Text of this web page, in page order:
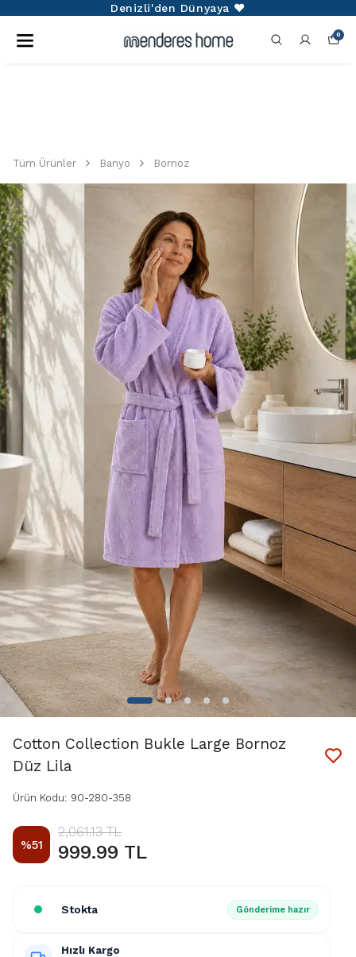
Denizli'den Dünyaya ❤️
0
Tüm Ürünler Banyo Bornoz
Cotton Collection Bukle Large Bornoz
Düz Lila
Ürün Kodu: 90-280-358
%51
2,061.13 TL
999.99 TL
Stokta Gönderime hazır
Hızlı Kargo